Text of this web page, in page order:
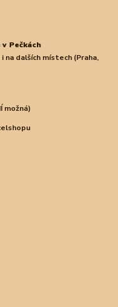
v Pečkách
na dalších místech (Praha,
možná)